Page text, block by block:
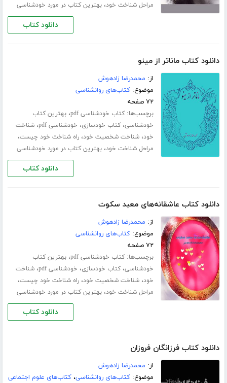
مراحل شناخت خود،بهترین کتاب در مورد خودشناسی
دانلود کتاب
دانلود کتاب ماناتر از مینو
از: محمدرضا زادهوش
موضوع:کتاب‌های روانشناسی
۷۲ صفحه
برچسب‌ها:کتاب خودشناسی pdf ،بهترین کتاب
خودشناسی،کتاب خودسازی، خودشناسی pdf ،شناخت
خود،شناخت شخصیت خود،راه شناخت خود چیست،
مراحل شناخت خود،بهترین کتاب در مورد خودشناسی
دانلود کتاب
دانلود کتاب عاشقانه‌های معبد سکوت
از: محمدرضا زادهوش
موضوع:کتاب‌های روانشناسی
۷۲ صفحه
برچسب‌ها:کتاب خودشناسی pdf ،بهترین کتاب
خودشناسی،کتاب خودسازی، خودشناسی pdf ،شناخت
خود،شناخت شخصیت خود،راه شناخت خود چیست،
مراحل شناخت خود،بهترین کتاب در مورد خودشناسی
دانلود کتاب
دانلود کتاب فرزانگان فروزان
از: محمدرضا زادهوش
موضوع:کتاب‌های روانشناسی،کتاب‌های علوم اجتماعی